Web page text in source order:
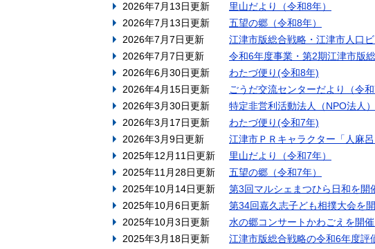
2026年7月13日更新
里山だより（令和8年）
2026年7月13日更新
五望の郷（令和8年）
2026年7月7日更新
江津市版総合戦略・江津市人口
2026年7月7日更新
令和6年度事業・第2期江津市版
2026年6月30日更新
わたづ便り(令和8年)
2026年4月15日更新
ごうだ交流センターだより（令和
2026年3月30日更新
特定非営利活動法人（NPO法人
2026年3月17日更新
わたづ便り(令和7年)
2026年3月9日更新
江津市ＰＲキャラクター「人麻
2025年12月11日更新
里山だより（令和7年）
2025年11月28日更新
五望の郷（令和7年）
2025年10月14日更新
第3回マルシェまつひら日和を開
2025年10月6日更新
第34回嘉久志子ども相撲大会を
2025年10月3日更新
水の郷コンサートかわごえを開催
2025年3月18日更新
江津市版総合戦略の令和6年度評